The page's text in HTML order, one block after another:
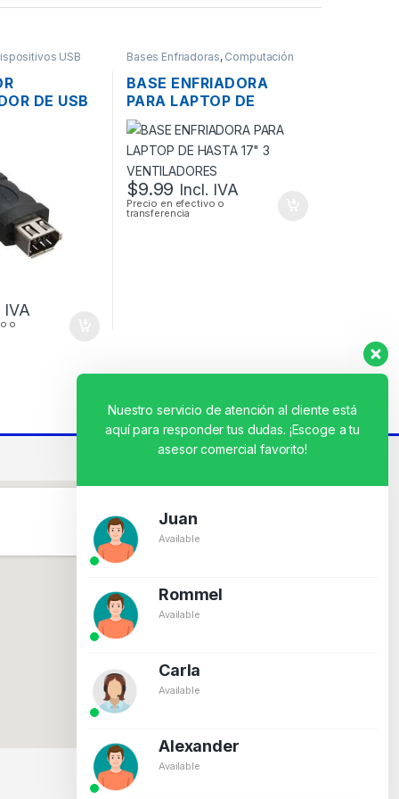
USB
DE USB
IVA
o
Bases Enfriadoras, Computación
BASE ENFRIADORA
PARA LAPTOP DE
HASTA 17″ 3
VENTILADORES
$9.99 Incl. IVA
Precio en efectivo o
transferencia
Nuestro servicio de atención al cliente está
aquí para responder tus dudas. ¡Escoge a tu
asesor comercial favorito!
Juan
Available
Rommel
Available
Carla
Available
Alexander
Available